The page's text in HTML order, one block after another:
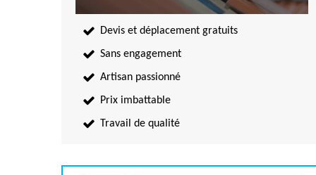
Devis et déplacement gratuits
Sans engagement
Artisan passionné
Prix imbattable
Travail de qualité